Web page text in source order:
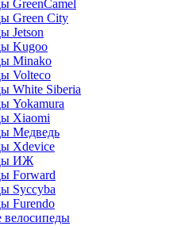
GreenCamel
Green City
Jetson
Kugoo
Minako
Volteco
White Siberia
Yokamura
Xiaomi
Медведь
Xdevice
ИЖ
Forward
Syccyba
Furendo
велосипеды